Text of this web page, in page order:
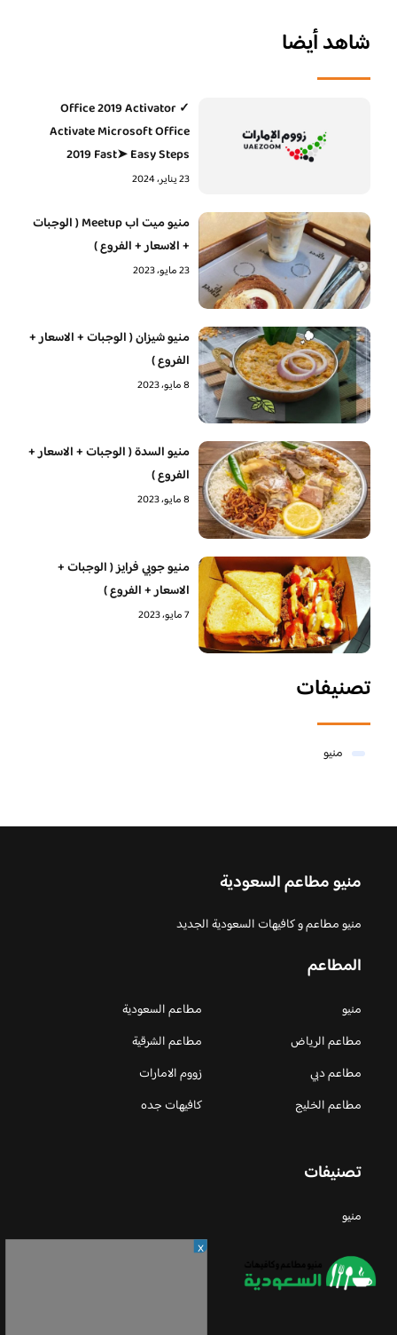
شاهد أيضا
Office 2019 Activator ✓
Activate Microsoft Office
2019 Fast➤ Easy Steps
23 يناير، 2024
منيو ميت اب Meetup ( الوجبات
+ الاسعار + الفروع )
23 مايو، 2023
منيو شيزان ( الوجبات + الاسعار +
الفروع )
8 مايو، 2023
منيو السدة ( الوجبات + الاسعار +
الفروع )
8 مايو، 2023
منيو جوبي فرايز ( الوجبات +
الاسعار + الفروع )
7 مايو، 2023
تصنيفات
منيو
منيو مطاعم السعودية
منيو مطاعم و كافيهات السعودية الجديد
المطاعم
منيو
مطاعم السعودية
مطاعم الرياض
مطاعم الشرقية
مطاعم دبي
زووم الامارات
مطاعم الخليج
كافيهات جده
تصنيفات
منيو
X